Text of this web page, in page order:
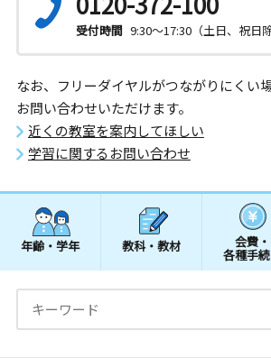
受付時間 9:30～17:30（土日、祝日除
なお、フリーダイヤルがつながりにくい
お問い合わせいただけます。
近くの教室を案内してほしい
学習に関するお問い合わせ
年齢・学年 教科・教材 会費・
各種手